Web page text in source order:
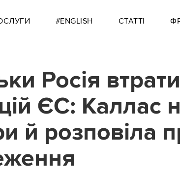
#ENGLISH СТАТТІ
Росія
ЄС: Каллас
й розповіла